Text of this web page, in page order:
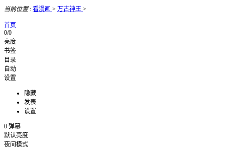
当前位置: 看漫画 > 万古神王 >
首页
0/0
亮度
书签
目录
自动
设置
隐藏
发表
设置
0 弹幕
默认亮度
夜间模式